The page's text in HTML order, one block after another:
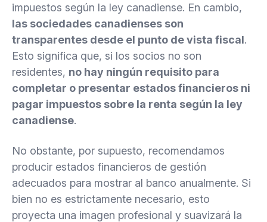
impuestos según la ley canadiense. En cambio,
las sociedades canadienses son
transparentes desde el punto de vista fiscal.
Esto significa que, si los socios no son
residentes, no hay ningún requisito para
completar o presentar estados financieros ni
pagar impuestos sobre la renta según la ley
canadiense.
No obstante, por supuesto, recomendamos
producir estados financieros de gestión
adecuados para mostrar al banco anualmente. Si
bien no es estrictamente necesario, esto
proyecta una imagen profesional y suavizará la